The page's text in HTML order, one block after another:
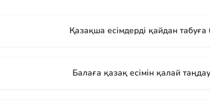
Қазақша есімдерді қайдан
Балаға қазақ есімін қалай